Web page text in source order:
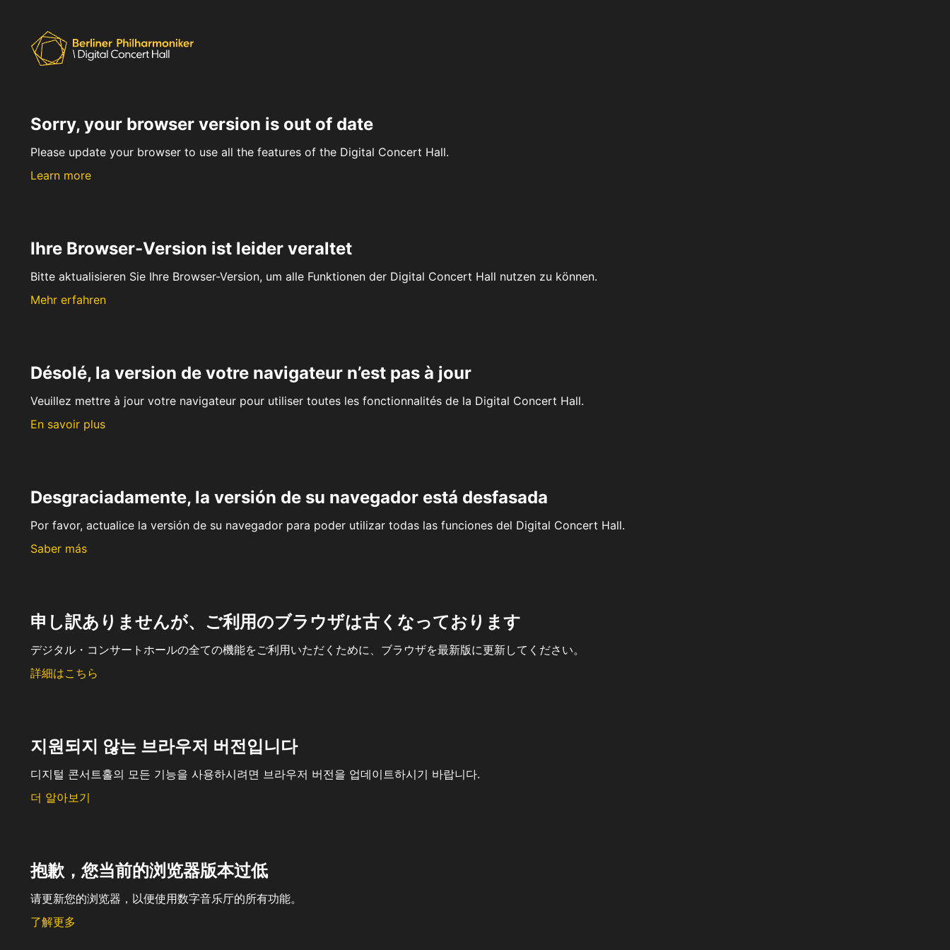
Sorry, your browser version is out of date
Please update your browser to use all the features of the Digital Concert Hall.
Learn more
Ihre Browser-Version ist leider veraltet
Bitte aktualisieren Sie Ihre Browser-Version, um alle Funktionen der Digital Concert Hall nutzen zu können.
Mehr erfahren
Désolé, la version de votre navigateur n’est pas à jour
Veuillez mettre à jour votre navigateur pour utiliser toutes les fonctionnalités de la Digital Concert Hall.
En savoir plus
Desgraciadamente, la versión de su navegador está desfasada
Por favor, actualice la versión de su navegador para poder utilizar todas las funciones del Digital Concert Hall.
Saber más
申し訳ありませんが、ご利用のブラウザは古くなっております
デジタル・コンサートホールの全ての機能をご利用いただくために、ブラウザを最新版に更新してください。
詳細はこちら
지원되지 않는 브라우저 버전입니다
디지털 콘서트홀의 모든 기능을 사용하시려면 브라우저 버전을 업데이트하시기 바랍니다.
더 알아보기
抱歉，您当前的浏览器版本过低
请更新您的浏览器，以便使用数字音乐厅的所有功能。
了解更多